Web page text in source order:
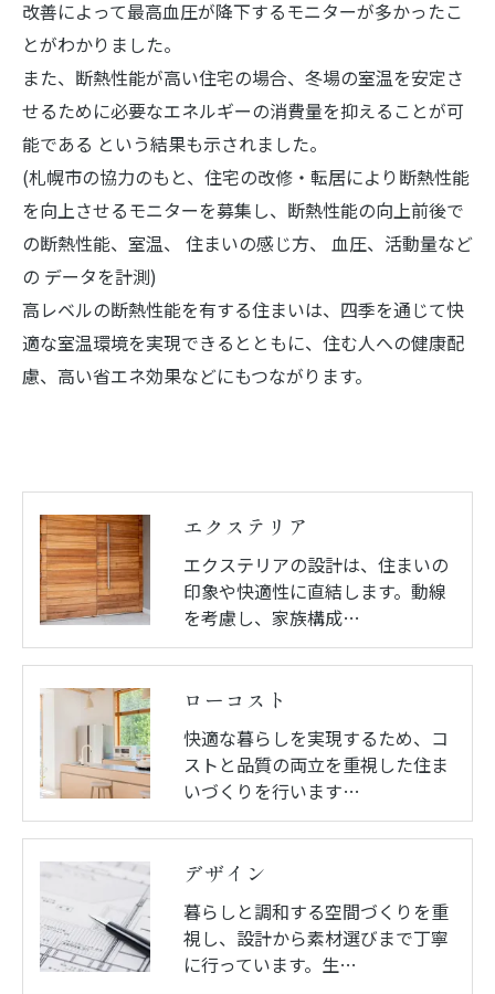
改善によって最高血圧が降下するモニターが多かったこ
とがわかりました。
また、断熱性能が高い住宅の場合、冬場の室温を安定さ
せるために必要なエネルギーの消費量を抑えることが可
能である という結果も示されました。
(札幌市の協力のもと、住宅の改修・転居により断熱性能
を向上させるモニターを募集し、断熱性能の向上前後で
の断熱性能、室温、 住まいの感じ方、 血圧、活動量など
の データを計測)
高レベルの断熱性能を有する住まいは、四季を通じて快
適な室温環境を実現できるとともに、住む人への健康配
慮、高い省エネ効果などにもつながります。
エクステリア
エクステリアの設計は、住まいの
印象や快適性に直結します。動線
を考慮し、家族構成…
ローコスト
快適な暮らしを実現するため、コ
ストと品質の両立を重視した住ま
いづくりを行います…
デザイン
暮らしと調和する空間づくりを重
視し、設計から素材選びまで丁寧
に行っています。生…